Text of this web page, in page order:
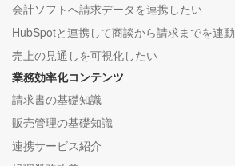
会計ソフトへ請求データを連携したい
HubSpotと連携して商談から請求までを連動
売上の見通しを可視化したい
業務効率化コンテンツ
請求書の基礎知識
販売管理の基礎知識
連携サービス紹介